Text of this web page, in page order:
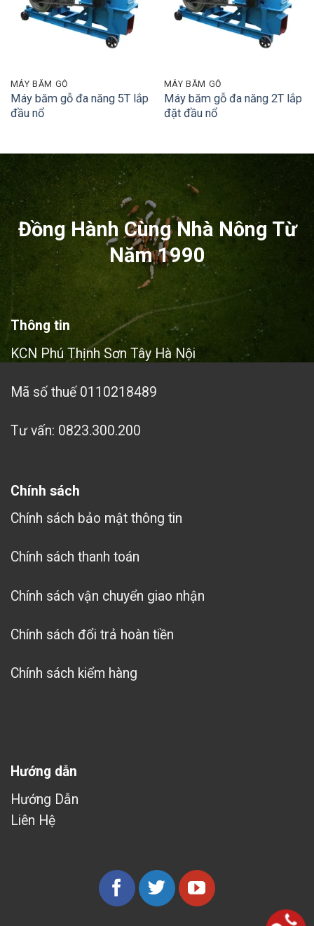
MÁY BĂM GỖ
Máy băm gỗ đa năng 5T lắp
đầu nổ
MÁY BĂM GỖ
Máy băm gỗ đa năng 2T lắp
đặt đầu nổ
Đồng Hành Cùng Nhà Nông Từ
Năm 1990
Thông tin
KCN Phú Thịnh Sơn Tây Hà Nội
Mã số thuế 0110218489
Tư vấn: 0823.300.200
Chính sách
Chính sách bảo mật thông tin
Chính sách thanh toán
Chính sách vận chuyển giao nhận
Chính sách đổi trả hoàn tiền
Chính sách kiểm hàng
Hướng dẫn
Hướng Dẫn
Liên Hệ